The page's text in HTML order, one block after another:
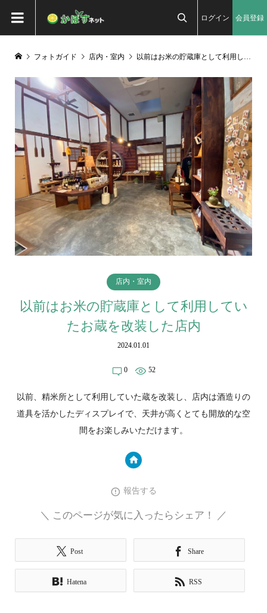
ログイン 会員登録
フォトガイド 店内・室内 以前はお米の貯蔵庫として利用していたお蔵を改装した店内
店内・室内
以前はお米の貯蔵庫として利用してい
たお蔵を改装した店内
2024.01.01
0 52
以前、精米所として利用していた蔵を改装し、店内は酒造りの
道具を活かしたディスプレイで、天井が高くとても開放的な空
間をお楽しみいただけます。
報告する
＼ このページが気に入ったらシェア！ ／
Post Share
Hatena RSS